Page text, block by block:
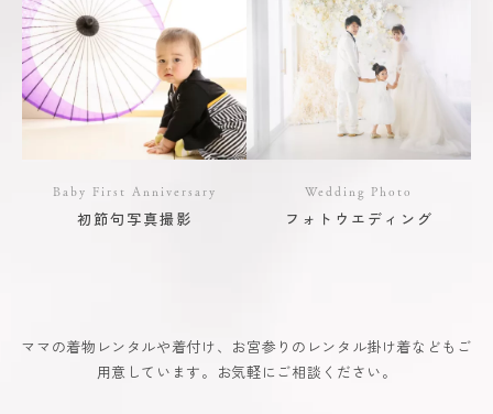
Baby First Anniversary
初節句写真撮影
Wedding Photo
フォトウエディング
ママの着物レンタルや着付け、お宮参りのレンタル掛け着などもご
用意しています。お気軽にご相談ください。